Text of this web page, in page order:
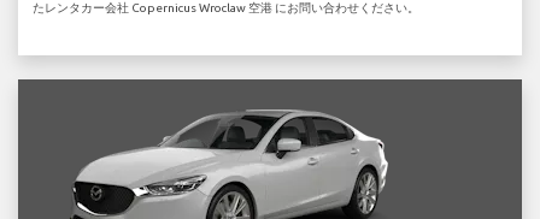
たレンタカー会社 Copernicus Wroclaw 空港 にお問い合わせください。